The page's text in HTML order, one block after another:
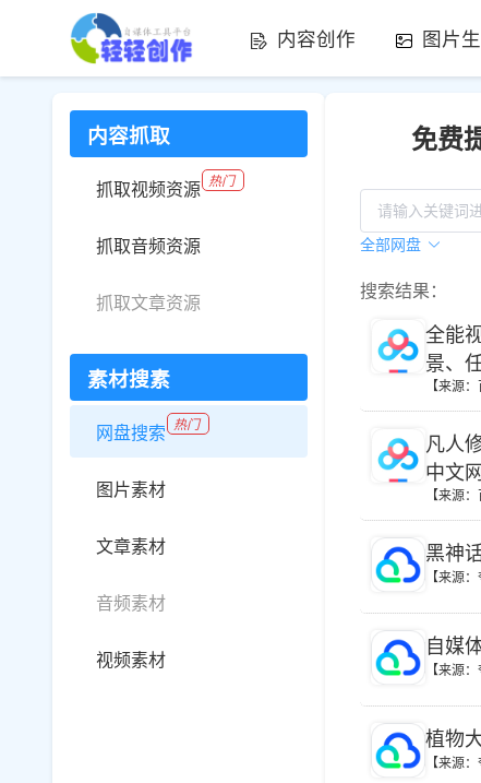
内容创作 图片
内容抓取
抓取视频资源 热门
抓取音频资源
抓取文章资源
素材搜素
网盘搜索 热门
图片素材
文章素材
音频素材
视频素材
免费
全部网盘
搜索结果：
全能
景、
【来源
凡人
中文
一个
界篇
仙传
【来源
黑神
【来源
自媒
【来源
植物
【来源